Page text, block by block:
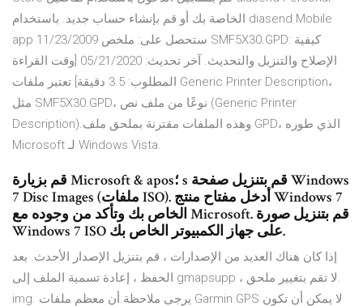
الخاصة بك أو قم بإنشاء حساب جديد. باستخدام diasend Mobile
app ستحصل على: ملخص 11/23/2009 SMF5X30.GPD: كيفية
الإصلاح والتنزيل والتحديث. آخر تحديث: 05/21/2020 [وقت القراءة
المطلوب: 3.5 دقيقة] تعتبر ملفات Generic Printer Description،
مثل SMF5X30.GPD، نوعًا من ملف نص (Generic Printer
Description).وهذه الملفات مقترنة بملحق ملف GPD، الذي طوره
Microsoft لـ Windows Vista.
قم بزيارة Microsoft & apos؛ s قم بتنزيل صفحة Windows
7 Disc Images (ملفات ISO). أدخل مفتاح منتج Windows 7
الخاص بك وتأكد من وجوده مع Microsoft. قم بتنزيل صورة
Windows 7 ISO على جهاز الكمبيوتر الخاص بك.
إذا كان هناك العديد من الإصدارات ، قم بتنزيل الإصدار الأحدث. بعد
الحفظ ، إعادة تسمية الملف إلى gmapsupp ، لا تقم بتغيير ملحق.
img. يرجى ملاحظة أن معظم ملفات Garmin GPS لا يمكن أن تكون